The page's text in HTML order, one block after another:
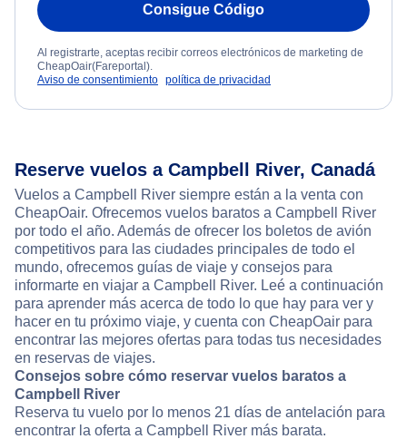
Consigue Código
Al registrarte, aceptas recibir correos electrónicos de marketing de
CheapOair(Fareportal).
Aviso de consentimiento política de privacidad
Reserve vuelos a Campbell River, Canadá
Vuelos a Campbell River siempre están a la venta con
CheapOair. Ofrecemos vuelos baratos a Campbell River
por todo el año. Además de ofrecer los boletos de avión
competitivos para las ciudades principales de todo el
mundo, ofrecemos guías de viaje y consejos para
informarte en viajar a Campbell River. Leé a continuación
para aprender más acerca de todo lo que hay para ver y
hacer en tu próximo viaje, y cuenta con CheapOair para
encontrar las mejores ofertas para todas tus necesidades
en reservas de viajes.
Consejos sobre cómo reservar vuelos baratos a
Campbell River
Reserva tu vuelo por lo menos 21 días de antelación para
encontrar la oferta a Campbell River más barata.